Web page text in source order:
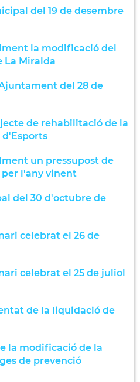
del 19 de desembre
la modificació del
La Miralda
del 28 de
de rehabilitació de la
un pressupost de
per l'any vinent
del 30 d'octubre de
celebrat el 26 de
celebrat el 25 de juliol
de la liquidació de
la modificació de la
de prevenció